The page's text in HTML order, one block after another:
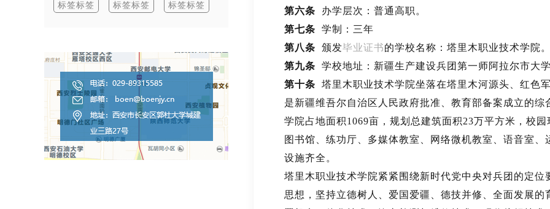
标签标签 标签标签 标签标签
第六条 办学层次：普通高职。
第七条 学制：三年
第八条 颁发毕业证书的学校名称：塔里木职业技术学院
第九条 学校地址：新疆生产建设兵团第一师阿拉尔市大
第十条 塔里木职业技术学院坐落在塔里木河源头、红
是新疆维吾尔自治区人民政府批准、教育部备案成立的
学院占地面积1069亩，规划总建筑面积23万平方米，校
图书馆、练功厅、多媒体教室、网络微机教室、语音室
设施齐全。
塔里木职业技术学院紧紧围绕新时代党中央对兵团的定
思想，坚持立德树人、爱国爱疆、德技并修、全面发展